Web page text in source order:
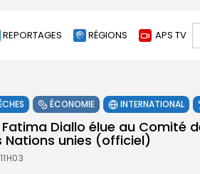
REPORTAGES RÉGIONS APS TV
ÉCONOMIE INTERNATIONAL
Fatima Diallo élue au Comité
Nations unies (officiel)